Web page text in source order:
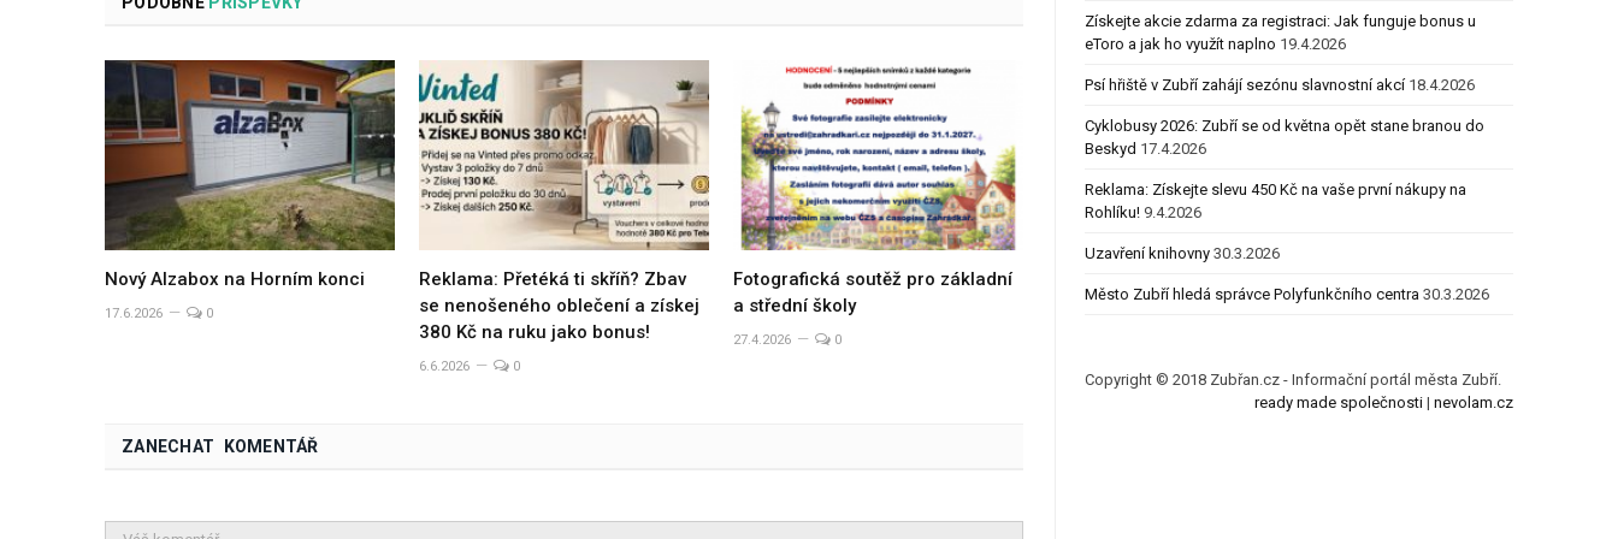
Nový Alzabox na Horním konci
17.6.2026 0
Reklama: Přetéká ti skříň? Zbav
se nenošeného oblečení a získej
380 Kč na ruku jako bonus!
6.6.2026 0
Fotografická soutěž pro základní
a střední školy
27.4.2026 0
ZANECHAT KOMENTÁŘ
Získejte akcie zdarma za registraci: Jak funguje bonus u
eToro a jak ho využít naplno 19.4.2026
Psí hřiště v Zubří zahájí sezónu slavnostní akcí 18.4.2026
Cyklobusy 2026: Zubří se od května opět stane branou do
Beskyd 17.4.2026
Reklama: Získejte slevu 450 Kč na vaše první nákupy na
Rohlíku! 9.4.2026
Uzavření knihovny 30.3.2026
Město Zubří hledá správce Polyfunkčního centra 30.3.2026
Copyright © 2018 Zubřan.cz - Informační portál města Zubří.
ready made společnosti| nevolam.cz